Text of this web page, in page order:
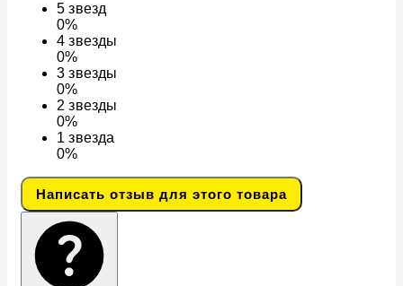
5звезд
0%
4звезды
0%
3звезды
0%
2звезды
0%
1звезда
0%
Написать отзыв для этого товара